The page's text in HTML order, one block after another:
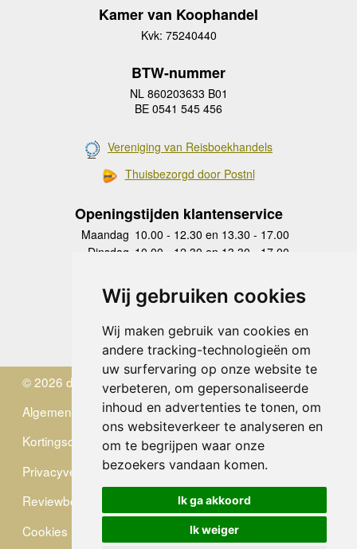
Wij gebruiken cookies
Wij maken gebruik van cookies en
andere tracking-technologieën om
uw surfervaring op onze website te
verbeteren, om gepersonaliseerde
inhoud en advertenties te tonen, om
ons websiteverkeer te analyseren en
om te begrijpen waar onze
bezoekers vandaan komen.
Ik ga akkoord
Ik weiger
Kamer van Koophandel
Kvk: 75240440
BTW-nummer
NL 860203633 B01
BE 0541 545 456
Vereniging van Reisboekhandels
Thuisbezorgd door Postnl
Openingstijden klantenservice
Maandag 10.00 - 12.30 en 13.30 - 17.00
Dinsdag 10.00 - 12.30 en 13.30 - 17.00
Donderdag
10.00 - 12.30 en 13.30 - 17.00
Vrijdag 10.00 - 12.30 en 13.30 - 17.00
Zaterdag
gesloten
Zondag gesloten
© 2026 de Zwerver
Algemene Voorwaarden
Kortingscode
Privacyverklaring
Reviewbeleid
Cookies